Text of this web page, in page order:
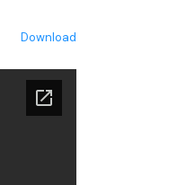
Download